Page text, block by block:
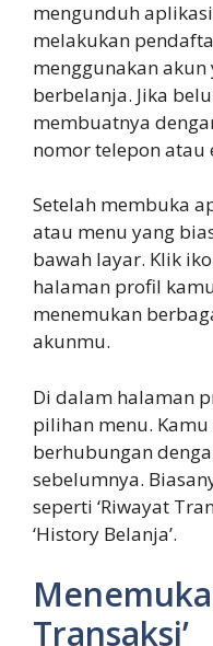
mengunduh
melakukan
menggunakan
berbelanja. Jika
membuatnya
nomor telepon atau
Setelah membuka
atau menu yang
bawah layar. Klik
halaman profil
menemukan
akunmu.
Di dalam halaman
pilihan menu.
berhubungan
sebelumnya.
seperti ‘Riwayat
‘History Belanja’.
Transaksi’